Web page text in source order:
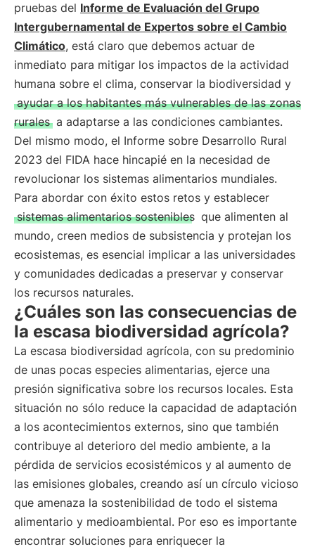
pruebas del Informe de Evaluación del Grupo
Intergubernamental de Expertos sobre el Cambio
Climático, está claro que debemos actuar de
inmediato para mitigar los impactos de la actividad
humana sobre el clima, conservar la biodiversidad y
ayudar a los habitantes más vulnerables de las zonas
rurales a adaptarse a las condiciones cambiantes.
Del mismo modo, el Informe sobre Desarrollo Rural
2023 del FIDA hace hincapié en la necesidad de
revolucionar los sistemas alimentarios mundiales.
Para abordar con éxito estos retos y establecer
sistemas alimentarios sostenibles que alimenten al
mundo, creen medios de subsistencia y protejan los
ecosistemas, es esencial implicar a las universidades
y comunidades dedicadas a preservar y conservar
los recursos naturales.
¿Cuáles son las consecuencias de
la escasa biodiversidad agrícola?
La escasa biodiversidad agrícola, con su predominio
de unas pocas especies alimentarias, ejerce una
presión significativa sobre los recursos locales. Esta
situación no sólo reduce la capacidad de adaptación
a los acontecimientos externos, sino que también
contribuye al deterioro del medio ambiente, a la
pérdida de servicios ecosistémicos y al aumento de
las emisiones globales, creando así un círculo vicioso
que amenaza la sostenibilidad de todo el sistema
alimentario y medioambiental. Por eso es importante
encontrar soluciones para enriquecer la